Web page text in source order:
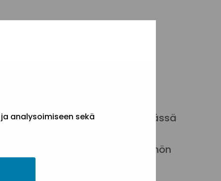
analysoimiseen sekä
arkea sosiaalialalla. Tässä
ja vastaa käytännön